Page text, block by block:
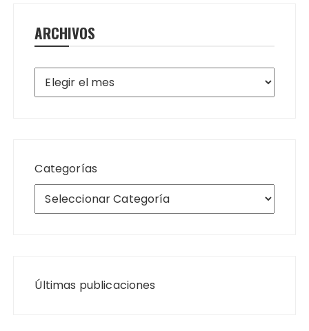
ARCHIVOS
Archivos
Categorías
Últimas publicaciones